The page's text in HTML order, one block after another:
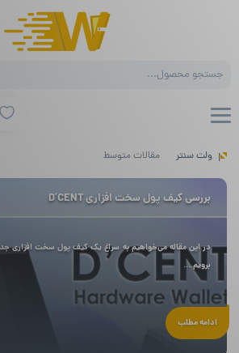
search
ولت سنتر مقالات متوسط
بررسی کیف پول سخت افزاری D’CENT
برویم....
ادامه مطلب